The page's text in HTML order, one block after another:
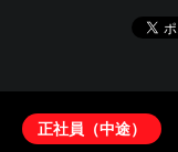
正社員（中途）